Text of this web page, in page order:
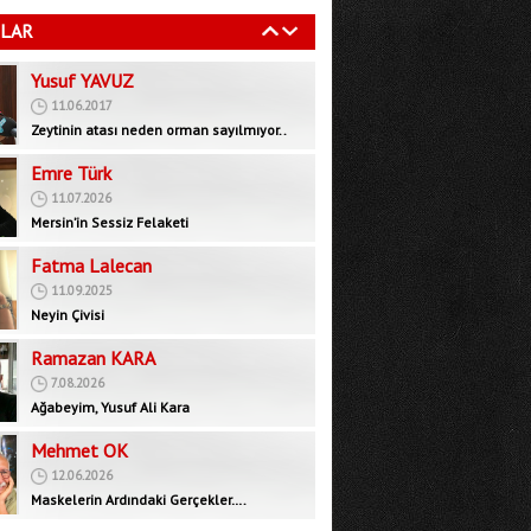
11.06.2017
Zeytinin atası neden orman sayılmıyor..
Emre Türk
11.07.2026
Mersin’in Sessiz Felaketi
Fatma Lalecan
11.09.2025
Neyin Çivisi
Ramazan KARA
7.08.2026
Ağabeyim, Yusuf Ali Kara
Mehmet OK
12.06.2026
Maskelerin Ardındaki Gerçekler….
Bedrettin GÜNDEŞ
29.09.2025
İktidar muhalefeti devre dışı bırakarak yeni